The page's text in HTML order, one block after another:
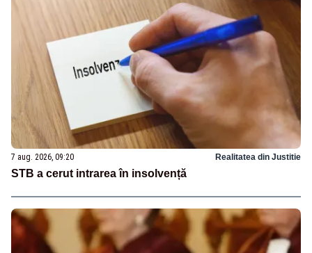
7 aug. 2026, 09:20 Realitatea din Justitie
STB a cerut intrarea în insolvență